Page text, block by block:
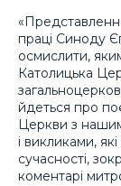
праці Синоду
осмислити,
Католицька
йдеться про
Церкви з
і викликами,
сучасності,
коментарі